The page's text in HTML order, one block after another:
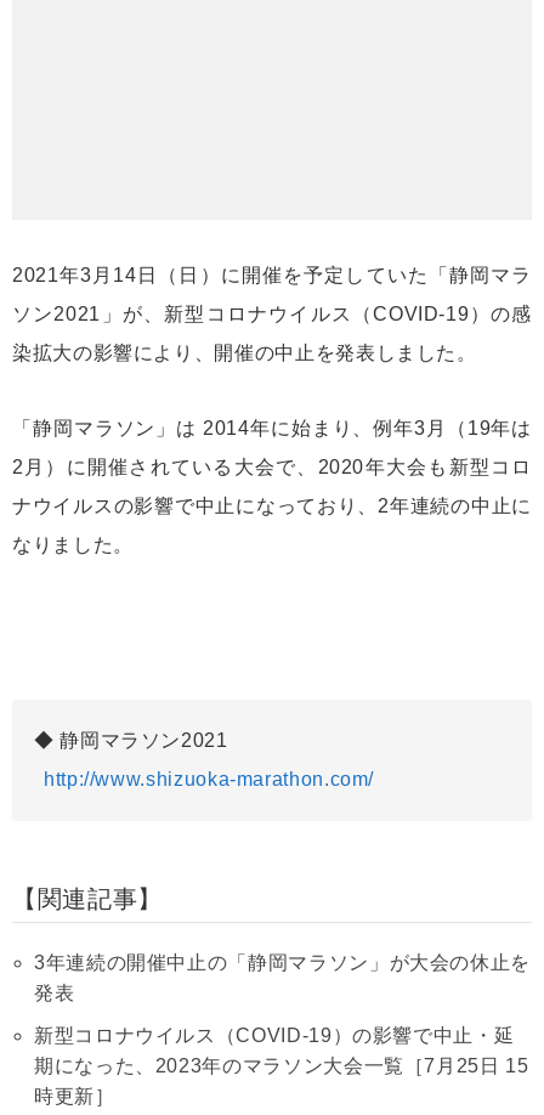
2021年3月14日（日）に開催を予定していた「静岡マラ
ソン2021」が、新型コロナウイルス（COVID-19）の感
染拡大の影響により、開催の中止を発表しました。
「静岡マラソン」は 2014年に始まり、例年3月（19年は
2月）に開催されている大会で、2020年大会も新型コロ
ナウイルスの影響で中止になっており、2年連続の中止に
なりました。
静岡マラソン2021
http://www.shizuoka-marathon.com/
関連記事
3年連続の開催中止の「静岡マラソン」が大会の休止を
発表
新型コロナウイルス（COVID-19）の影響で中止・延
期になった、2023年のマラソン大会一覧［7月25日 15
時更新］